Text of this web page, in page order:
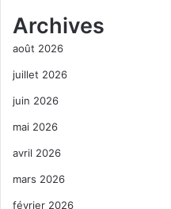
Archives
août 2026
juillet 2026
juin 2026
mai 2026
avril 2026
mars 2026
février 2026